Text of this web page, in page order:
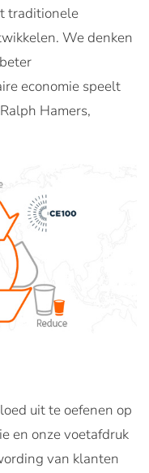
traditionele
We denken
economie speelt
Hamers,
uit te oefenen op
en onze voetafdruk
van klanten